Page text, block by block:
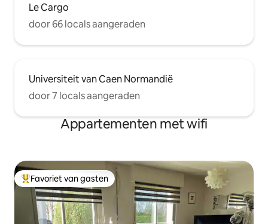
Le Cargo
door 66 locals aangeraden
Universiteit van Caen Normandië
door 7 locals aangeraden
Appartementen met wifi
Topfavoriet van gasten
Favoriet van gasten